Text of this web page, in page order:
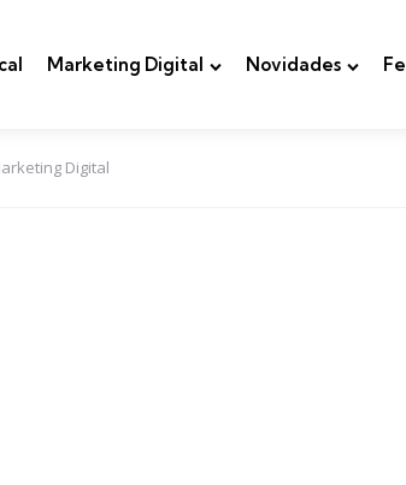
Marketing Digital Novidades
Digital